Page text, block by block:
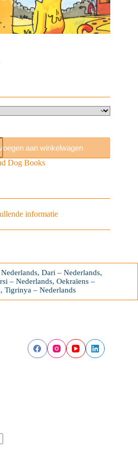
aan winkelwagen
Dog Books
informatie
Dari – Nederlands,
– Nederlands, Oekraïens –
Tigrinya – Nederlands